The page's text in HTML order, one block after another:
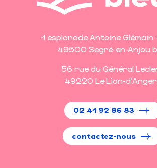
1 esplanade Antoine Glémain
49500 Segré-en-Anjou
56 rue du Général
49220 Le Lion-
02 41 92 86 83
contactez-nous